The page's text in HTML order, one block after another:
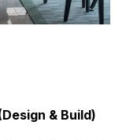
& Build)